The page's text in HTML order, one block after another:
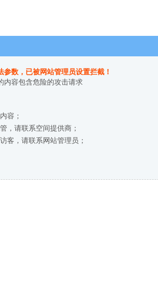
参数，已被网站管理员设置拦截！
内容包含危险的攻击请求
容；
，请联系空间提供商；
客，请联系网站管理员；